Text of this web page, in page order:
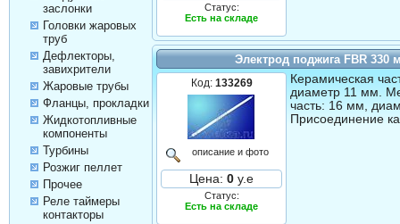
заслонки
Головки жаровых
труб
Дефлекторы,
завихрители
Жаровые трубы
Фланцы, прокладки
Жидкотопливные
компоненты
Турбины
Розжиг пеллет
Прочее
Реле таймеры
контакторы
Статус:
Есть на складе
Электрод поджига FBR 330
Код: 133269
описание и фото
Цена: 0 у.е
Статус:
Есть на складе
Керамическая
диаметр 11 мм.
часть: 16 мм,
Присоединение